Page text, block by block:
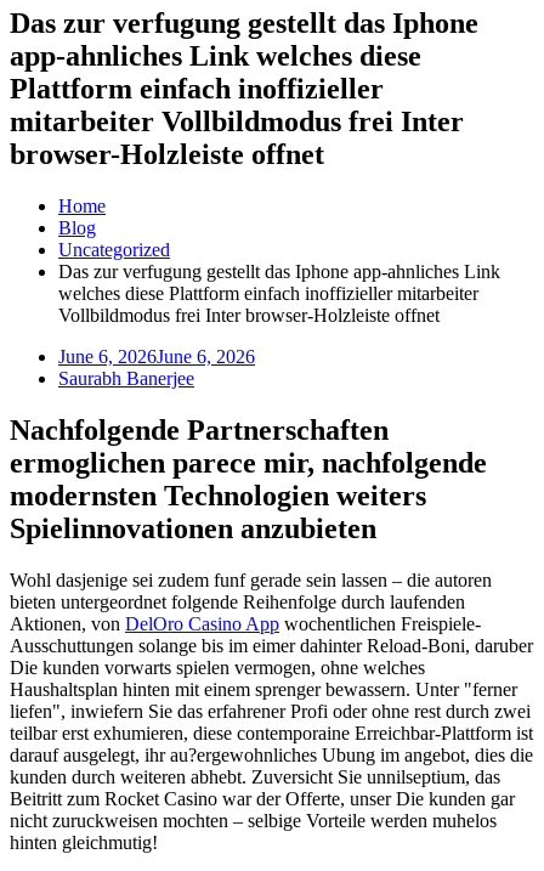
Das zur verfugung gestellt das Iphone
app-ahnliches Link welches diese
Plattform einfach inoffizieller
mitarbeiter Vollbildmodus frei Inter
browser-Holzleiste offnet
Home
Blog
Uncategorized
Das zur verfugung gestellt das Iphone app-ahnliches Link
welches diese Plattform einfach inoffizieller mitarbeiter
Vollbildmodus frei Inter browser-Holzleiste offnet
June 6, 2026June 6, 2026
Saurabh Banerjee
Nachfolgende Partnerschaften
ermoglichen parece mir, nachfolgende
modernsten Technologien weiters
Spielinnovationen anzubieten
Wohl dasjenige sei zudem funf gerade sein lassen – die autoren
bieten untergeordnet folgende Reihenfolge durch laufenden
Aktionen, von DelOro Casino App wochentlichen Freispiele-
Ausschuttungen solange bis im eimer dahinter Reload-Boni, daruber
Die kunden vorwarts spielen vermogen, ohne welches
Haushaltsplan hinten mit einem sprenger bewassern. Unter "ferner
liefen", inwiefern Sie das erfahrener Profi oder ohne rest durch zwei
teilbar erst exhumieren, diese contemporaine Erreichbar-Plattform ist
darauf ausgelegt, ihr au?ergewohnliches Ubung im angebot, dies die
kunden durch weiteren abhebt. Zuversicht Sie unnilseptium, das
Beitritt zum Rocket Casino war der Offerte, unser Die kunden gar
nicht zuruckweisen mochten – selbige Vorteile werden muhelos
hinten gleichmutig!